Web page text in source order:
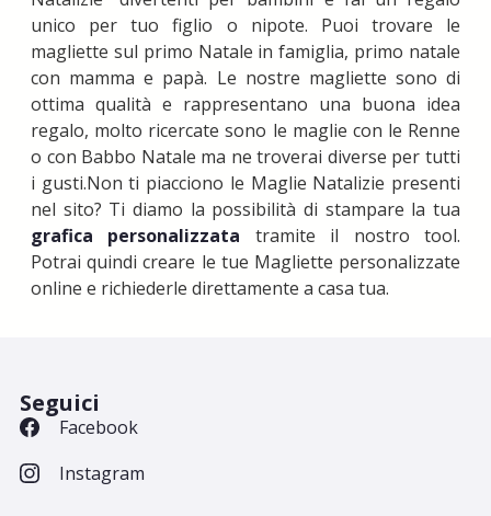
unico per tuo figlio o nipote. Puoi trovare le
magliette sul primo Natale in famiglia, primo natale
con mamma e papà. Le nostre magliette sono di
ottima qualità e rappresentano una buona idea
regalo, molto ricercate sono le maglie con le Renne
o con Babbo Natale ma ne troverai diverse per tutti
i gusti.Non ti piacciono le Maglie Natalizie presenti
nel sito? Ti diamo la possibilità di stampare la tua
grafica personalizzata tramite il nostro tool.
Potrai quindi creare le tue Magliette personalizzate
online e richiederle direttamente a casa tua.
Seguici
Facebook
Instagram